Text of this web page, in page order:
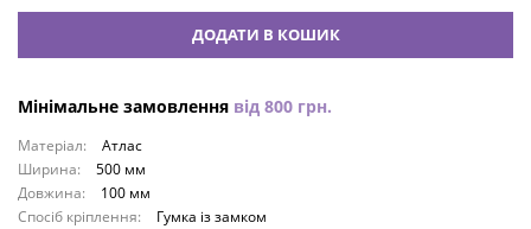
ДОДАТИ В КОШИК
Мінімальне замовлення від 800 грн.
Матеріал:
Атлас
Ширина:
500 мм
Довжина:
100 мм
Спосіб кріплення:
Гумка із замком